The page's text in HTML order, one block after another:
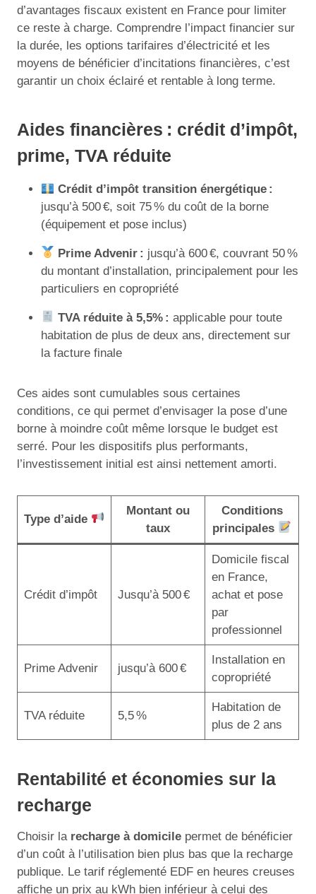
d’avantages fiscaux existent en France pour limiter
ce reste à charge. Comprendre l’impact financier sur
la durée, les options tarifaires d’électricité et les
moyens de bénéficier d’incitations financières, c’est
garantir un choix éclairé et rentable à long terme.
Aides financières : crédit d’impôt,
prime, TVA réduite
Crédit d’impôt transition énergétique :
jusqu’à 500 €, soit 75 % du coût de la borne
(équipement et pose inclus)
Prime Advenir : jusqu’à 600 €, couvrant 50 %
du montant d’installation, principalement pour les
particuliers en copropriété
TVA réduite à 5,5% : applicable pour toute
habitation de plus de deux ans, directement sur
la facture finale
Ces aides sont cumulables sous certaines
conditions, ce qui permet d’envisager la pose d’une
borne à moindre coût même lorsque le budget est
serré. Pour les dispositifs plus performants,
l’investissement initial est ainsi nettement amorti.
Type d’aide
Montant ou
taux
Conditions
principales
Crédit d’impôt Jusqu’à 500 €
Domicile fiscal
en France,
achat et pose
par
professionnel
Prime Advenir jusqu’à 600 €
Installation en
copropriété
TVA réduite 5,5 %
Habitation de
plus de 2 ans
Rentabilité et économies sur la
recharge
Choisir la recharge à domicile permet de bénéficier
d’un coût à l’utilisation bien plus bas que la recharge
publique. Le tarif réglementé EDF en heures creuses
affiche un prix au kWh bien inférieur à celui des